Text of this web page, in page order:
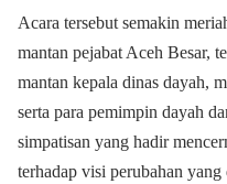
Acara tersebut semakin
mantan pejabat Aceh Besar,
mantan kepala dinas dayah,
serta para pemimpin dayah
simpatisan yang hadir
terhadap visi perubahan